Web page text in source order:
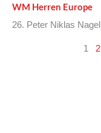
WM Herren Europe
26. Peter Niklas Nagel
1 2